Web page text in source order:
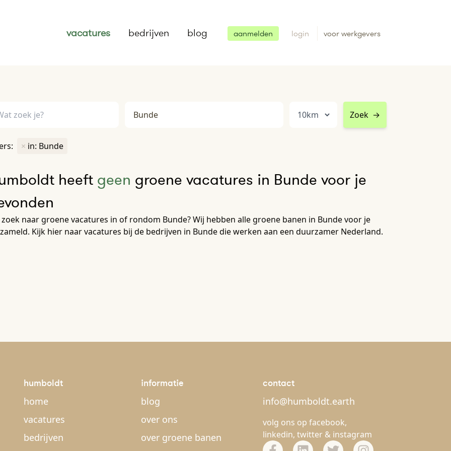
vacatures bedrijven blog aanmelden login voor werkgevers
Zoek →
× in: Bunde
heeft geen groene vacatures in Bunde voor je
naar groene vacatures in of rondom Bunde? Wij hebben alle groene banen in Bunde voor je
Kijk hier naar vacatures bij de bedrijven in Bunde die werken aan een duurzamer Nederland.
humboldt
home
vacatures
bedrijven
informatie
blog
over ons
over groene banen
contact
info@humboldt.earth
volg ons op facebook,
linkedin, twitter & instagram